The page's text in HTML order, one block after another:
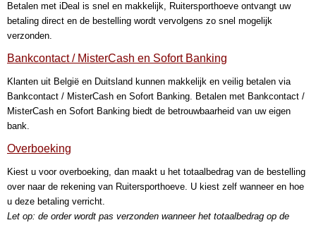
Betalen met iDeal is snel en makkelijk, Ruitersporthoeve ontvangt uw
betaling direct en de bestelling wordt vervolgens zo snel mogelijk
verzonden.
Bankcontact / MisterCash en Sofort Banking
Klanten uit België en Duitsland kunnen makkelijk en veilig betalen via
Bankcontact / MisterCash en Sofort Banking. Betalen met Bankcontact /
MisterCash en Sofort Banking biedt de betrouwbaarheid van uw eigen
bank.
Overboeking
Kiest u voor overboeking, dan maakt u het totaalbedrag van de bestelling
over naar de rekening van Ruitersporthoeve. U kiest zelf wanneer en hoe
u deze betaling verricht.
Let op: de order wordt pas verzonden wanneer het totaalbedrag op de